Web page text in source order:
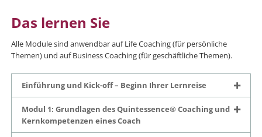
Das lernen Sie
Alle Module sind anwendbar auf Life Coaching (für persönliche
Themen) und auf Business Coaching (für geschäftliche Themen).
Einführung und Kick-off – Beginn Ihrer Lernreise
Modul 1: Grundlagen des Quintessence® Coaching und
Kernkompetenzen eines Coach